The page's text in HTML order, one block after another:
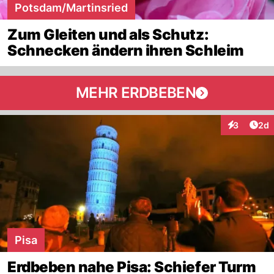
Potsdam/Martinsried
Zum Gleiten und als Schutz:
Schnecken ändern ihren Schleim
MEHR ERDBEBEN
3 2d
Pisa
Erdbeben nahe Pisa: Schiefer Turm